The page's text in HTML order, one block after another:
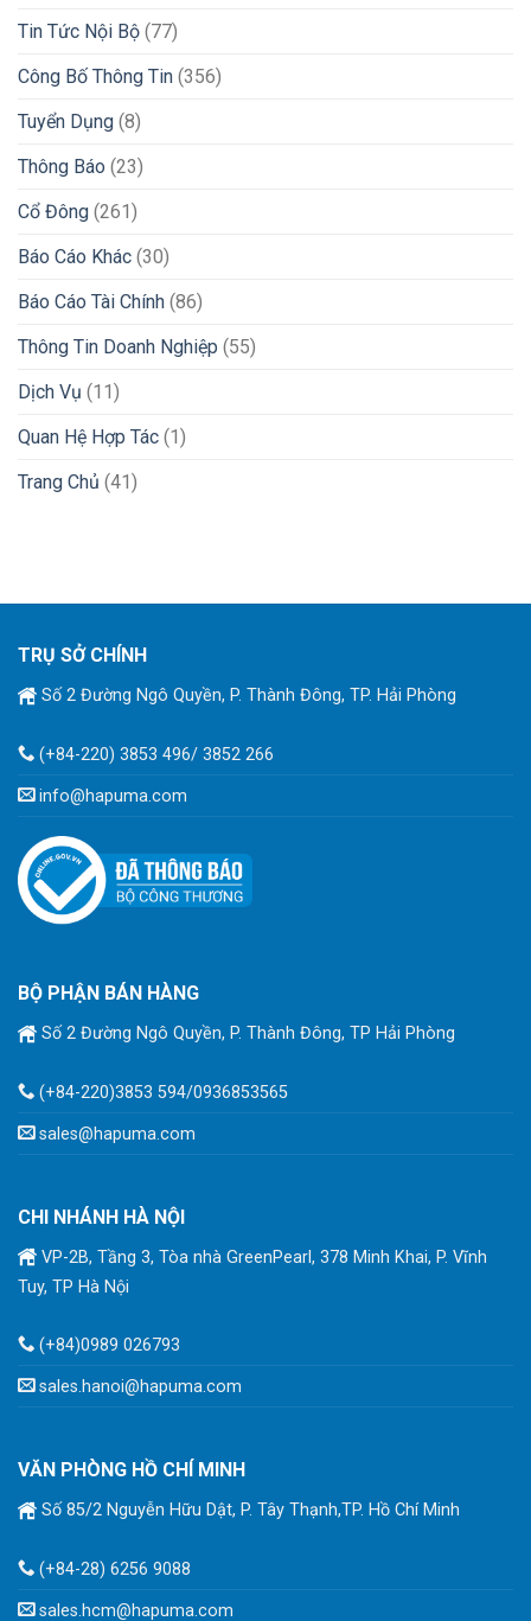
Tin Tức Nội Bộ (77)
Công Bố Thông Tin (356)
Tuyển Dụng (8)
Thông Báo (23)
Cổ Đông (261)
Báo Cáo Khác (30)
Báo Cáo Tài Chính (86)
Thông Tin Doanh Nghiệp (55)
Dịch Vụ (11)
Quan Hệ Hợp Tác (1)
Trang Chủ (41)
TRỤ SỞ CHÍNH
Số 2 Đường Ngô Quyền, P. Thành Đông, TP. Hải Phòng
(+84-220) 3853 496/ 3852 266
info@hapuma.com
BỘ PHẬN BÁN HÀNG
Số 2 Đường Ngô Quyền, P. Thành Đông, TP Hải Phòng
(+84-220)3853 594/0936853565
sales@hapuma.com
CHI NHÁNH HÀ NỘI
VP-2B, Tầng 3, Tòa nhà GreenPearl, 378 Minh Khai, P. Vĩnh
Tuy, TP Hà Nội
(+84)0989 026793
sales.hanoi@hapuma.com
VĂN PHÒNG HỒ CHÍ MINH
Số 85/2 Nguyễn Hữu Dật, P. Tây Thạnh,TP. Hồ Chí Minh
(+84-28) 6256 9088
sales.hcm@hapuma.com